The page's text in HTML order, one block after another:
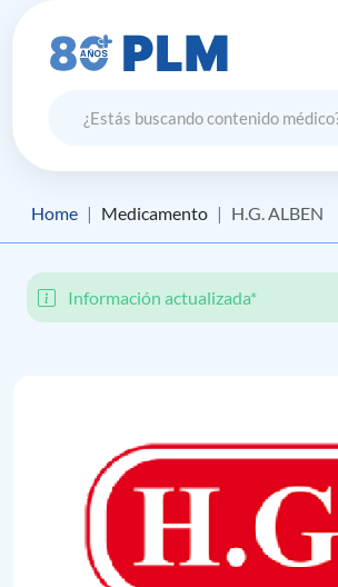
Home Medicamento H.G. ALBEN
Información actualizada*